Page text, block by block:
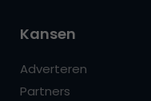
Kansen
Adverteren
Partners